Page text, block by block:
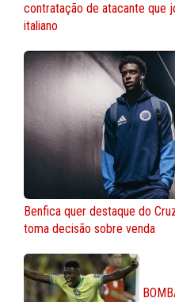
contratação de atacante que
italiano
Benfica quer destaque do
toma decisão sobre venda